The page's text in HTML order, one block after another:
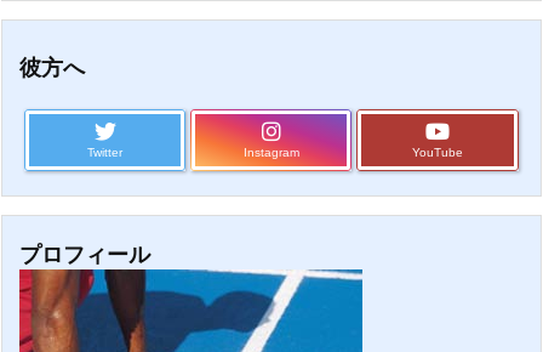
彼方へ
Twitter Instagram YouTube
プロフィール